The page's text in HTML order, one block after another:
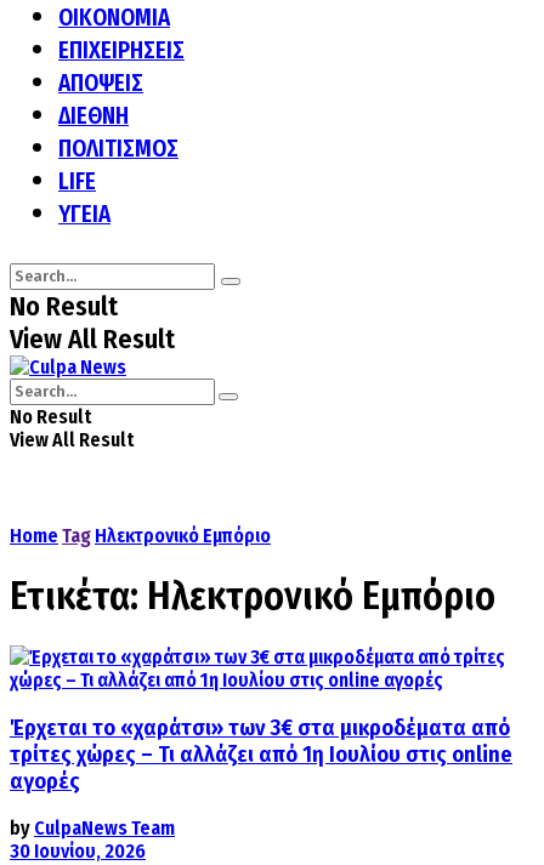
ΟΙΚΟΝΟΜΙΑ
ΕΠΙΧΕΙΡΗΣΕΙΣ
ΑΠΟΨΕΙΣ
ΔΙΕΘΝΗ
ΠΟΛΙΤΙΣΜΟΣ
LIFE
ΥΓΕΙΑ
No Result
View All Result
No Result
View All Result
Home Tag Ηλεκτρονικό Εμπόριο
Ετικέτα: Ηλεκτρονικό Εμπόριο
Έρχεται το «χαράτσι» των 3€ στα μικροδέματα από
τρίτες χώρες – Τι αλλάζει από 1η Ιουλίου στις online
αγορές
by CulpaNews Team
30 Ιουνίου, 2026